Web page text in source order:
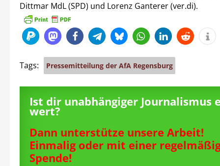
Dittmar MdL (SPD) und Lorenz Ganterer (ver.di).
Tags: Pressemitteilung der AfA Regensburg
Ist dir unabhängiger Journalismus
wert?
Dann unterstütze unsere Arbeit!
Einmalig oder mit einer
Spende!